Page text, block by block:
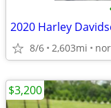
2020 Harley
8/6 2,603mi
$3,200